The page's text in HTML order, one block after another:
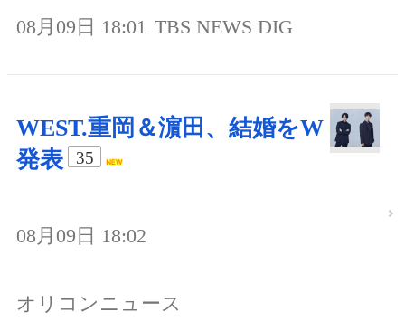
08月09日 18:01 TBS NEWS DIG
WEST.重岡＆濵田、結婚をW
発表
35
08月09日 18:02
オリコンニュース